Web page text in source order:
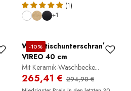
(1)
+1
-10%
Waschtischunterschrank
VIREO 40 cm
Mit Keramik-Waschbecke...
265,41 € 294,90 €